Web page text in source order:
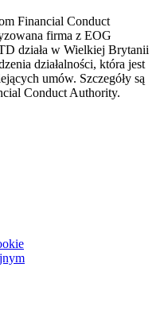
Financial Conduct
firma z EOG
działa w Wielkiej Brytanii
działalności, która jest
umów. Szczegóły są
Conduct Authority.